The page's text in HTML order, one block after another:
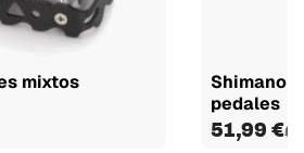
mixtos
Shimano
pedales
51,99 €